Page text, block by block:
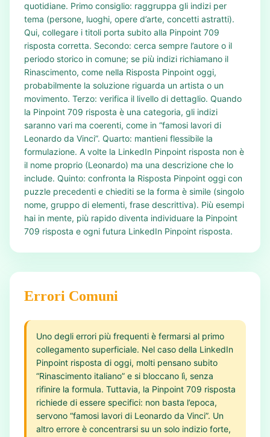
quotidiane. Primo consiglio: raggruppa gli indizi per
tema (persone, luoghi, opere d’arte, concetti astratti).
Qui, collegare i titoli porta subito alla Pinpoint 709
risposta corretta. Secondo: cerca sempre l’autore o il
periodo storico in comune; se più indizi richiamano il
Rinascimento, come nella Risposta Pinpoint oggi,
probabilmente la soluzione riguarda un artista o un
movimento. Terzo: verifica il livello di dettaglio. Quando
la Pinpoint 709 risposta è una categoria, gli indizi
saranno vari ma coerenti, come in “famosi lavori di
Leonardo da Vinci”. Quarto: mantieni flessibile la
formulazione. A volte la LinkedIn Pinpoint risposta non è
il nome proprio (Leonardo) ma una descrizione che lo
include. Quinto: confronta la Risposta Pinpoint oggi con
puzzle precedenti e chiediti se la forma è simile (singolo
nome, gruppo di elementi, frase descrittiva). Più esempi
hai in mente, più rapido diventa individuare la Pinpoint
709 risposta e ogni futura LinkedIn Pinpoint risposta.
Errori Comuni
Uno degli errori più frequenti è fermarsi al primo
collegamento superficiale. Nel caso della LinkedIn
Pinpoint risposta di oggi, molti pensano subito
“Rinascimento italiano” e si bloccano lì, senza
rifinire la formula. Tuttavia, la Pinpoint 709 risposta
richiede di essere specifici: non basta l’epoca,
servono “famosi lavori di Leonardo da Vinci”. Un
altro errore è concentrarsi su un solo indizio forte,